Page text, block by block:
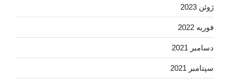
ژوئن 2023
فوریه 2022
دسامبر 2021
سپتامبر 2021